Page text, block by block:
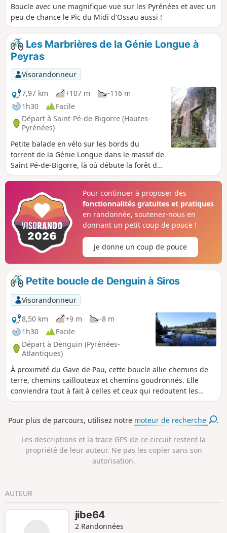
Boucle avec une magnifique vue sur les Pyrénées et avec un
peu de chance le Pic du Midi d'Ossau aussi !
Les Marbrières de la Génie Longue à
Peyras
Visorandonneur
7,97 km
+107 m
-116 m
1h30
Facile
Départ à Saint-Pé-de-Bigorre (Hautes-
Pyrénées)
Petite balade en vélo sur les bords du
torrent de la Génie Longue dans le massif de
Saint Pé-de-Bigorre, là où débute la forêt du
même nom, ou de Très-Croutz (Trois-Croix en
bâtiments, complètement envahis par la
végétation luxuriante, qui ne voient que très
peu le soleil. Cette forêt très mystérieuse et
ces bâtiments abandonnés de l'industrie
marbrière du début du XXème siècle nous
font pénétrer dans le pays des génies...
Pour continuer à proposer des
fonctionnalités gratuites et pratiques
en randonnée, soutenez-nous en
donnant un petit coup de pouce !
Je donne un coup de pouce
Petite boucle de Denguin à Siros
Visorandonneur
8,50 km
+9 m
-8 m
1h30
Facile
Départ à Denguin (Pyrénées-
Atlantiques)
À proximité du Gave de Pau, cette boucle allie chemins de
terre, chemins caillouteux et chemins goudronnés. Elle
conviendra tout à fait à celles et ceux qui redoutent les
côtes.
Pour plus de parcours, utilisez notre moteur de recherche .
Les descriptions et la trace GPS de ce circuit restent la
propriété de leur auteur. Ne pas les copier sans son
autorisation.
AUTEUR
jibe64
2 Randonnées